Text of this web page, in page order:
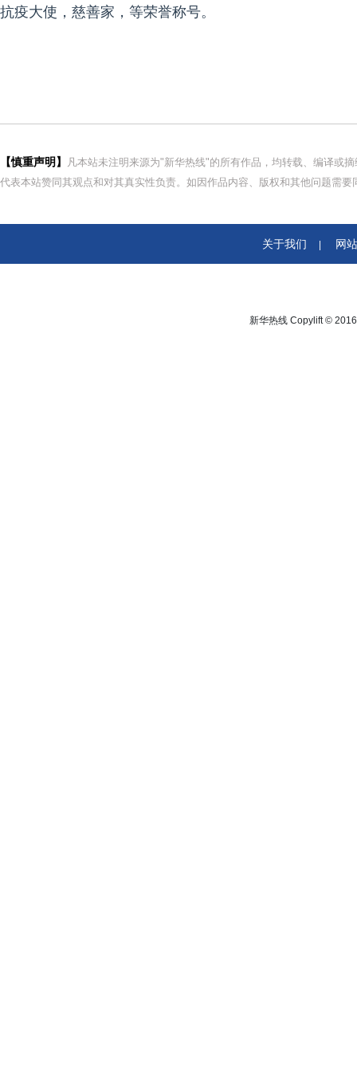
抗疫大使，慈善家，等荣誉称号。
【慎重声明】
凡本站未注明来源为"新华热线"的所有作品，均转载、编译或
代表本站赞同其观点和对其真实性负责。如因作品内容、版权和其他问题需
关于我们 网
新华热线 Copylift ©